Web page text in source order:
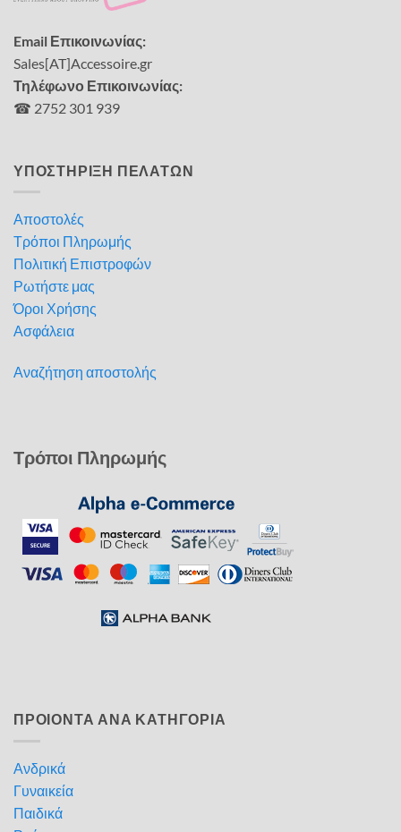
Email Επικοινωνίας:
Sales[AT]Accessoire.gr
Τηλέφωνο Επικοινωνίας:
☎ 2752 301 939
ΥΠΟΣΤΗΡΙΞΗ ΠΕΛΑΤΩΝ
Αποστολές
Τρόποι Πληρωμής
Πολιτική Επιστροφών
Ρωτήστε μας
Όροι Χρήσης
Ασφάλεια
Αναζήτηση αποστολής
Τρόποι Πληρωμής
ΠΡΟΙΟΝΤΑ ΑΝΑ ΚΑΤΗΓΟΡΙΑ
Ανδρικά
Γυναικεία
Παιδικά